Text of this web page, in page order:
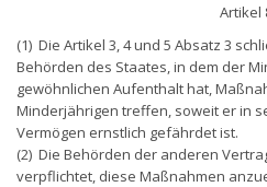
Artikel
(1) Die Artikel 3, 4 und 5 Absatz 3
Behörden des Staates, in dem der
gewöhnlichen Aufenthalt hat,
Minderjährigen treffen, soweit er in
Vermögen ernstlich gefährdet ist.
(2) Die Behörden der anderen
verpflichtet, diese Maßnahmen